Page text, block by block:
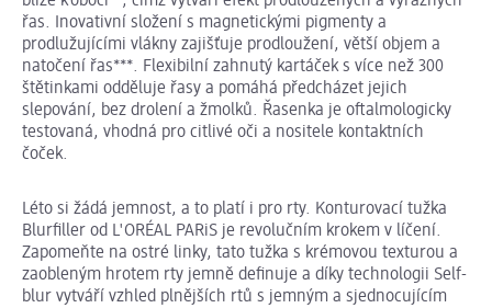
řas. Inovativní složení s magnetickými pigmenty a
prodlužujícími vlákny zajišťuje prodloužení, větší objem a
natočení řas***. Flexibilní zahnutý kartáček s více než 300
štětinkami odděluje řasy a pomáhá předcházet jejich
slepování, bez drolení a žmolků. Řasenka je oftalmologicky
testovaná, vhodná pro citlivé oči a nositele kontaktních
čoček.
Léto si žádá jemnost, a to platí i pro rty. Konturovací tužka
Blurfiller od L'ORÉAL PARiS je revolučním krokem v líčení.
Zapomeňte na ostré linky, tato tužka s krémovou texturou a
zaobleným hrotem rty jemně definuje a díky technologii Self-
blur vytváří vzhled plnějších rtů s jemným a sjednocujícím